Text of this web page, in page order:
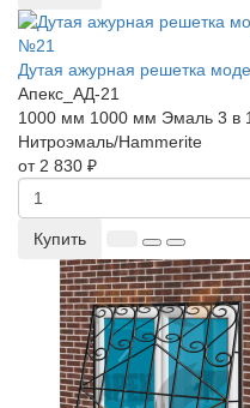
Дутая ажурная решетка
Апекс_АД-21
1000 мм 1000 мм Эмаль 3 в
Нитроэмаль/Hammerite
от 2 830 ₽
Купить